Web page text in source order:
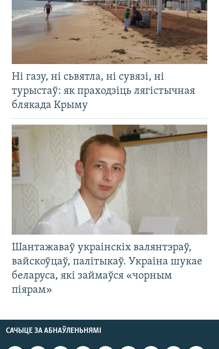
Ні газу, ні сьвятла, ні сувязі, ні
турыстаў: як праходзіць лягістычная
блякада Крыму
Шантажаваў украінскіх валянтэраў,
вайскоўцаў, палітыкаў. Украіна шукае
беларуса, які займаўся «чорным
піярам»
САЧЫЦЕ ЗА АБНАЎЛЕНЬНЯМІ